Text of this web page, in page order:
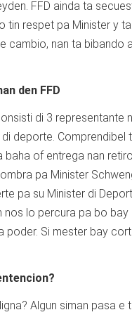
FFD ainda ta
tin respet pa Minister y
cambio, nan ta bibando
den FFD
di 3
deporte.
baha of entrega nan
pa Minister
pa su Minister di
nos lo percura pa bo
poder. Si mester bay
Algun siman pasa e